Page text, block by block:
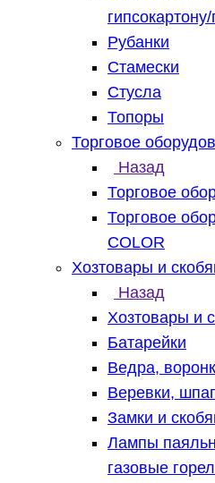
Рубанки
Стамески
Стусла
Топоры
Торговое
Назад
Торговое
Торговое
COLOR
Хозтовары и
Назад
Хозтовары и
Батарейки
Ведра,
Веревки,
Замки и
Лампы
газовые